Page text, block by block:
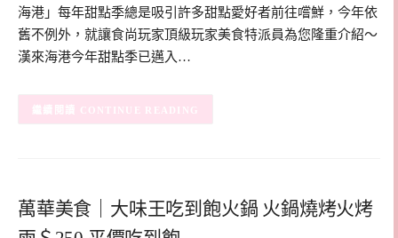
海港」每年甜點季總是吸引許多甜點愛好者前往嚐鮮，今年依
舊不例外，就讓食尚玩家頂級玩家美食特派員為您隆重介紹～
漢來海港今年甜點季已邁入…
CONTINUE READING
萬華美食｜大味王吃到飽火鍋 火鍋燒烤火烤